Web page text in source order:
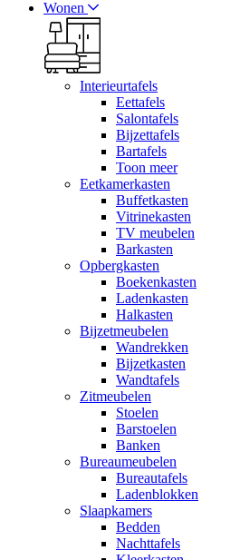
Wonen
Interieurtafels
Eettafels
Salontafels
Bijzettafels
Bartafels
Toon meer
Eetkamerkasten
Buffetkasten
Vitrinekasten
TV meubelen
Barkasten
Opbergkasten
Boekenkasten
Ladenkasten
Halkasten
Bijzetmeubelen
Wandrekken
Bijzetkasten
Wandtafels
Zitmeubelen
Stoelen
Barstoelen
Banken
Bureaumeubelen
Bureautafels
Ladenblokken
Slaapkamers
Bedden
Nachttafels